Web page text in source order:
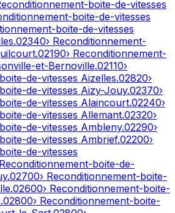
boite-de-vitesses
boite-de-vitesses
boite-de-vitesses
.02340› Reconditionnement-
.02190› Reconditionnement-
et-Bernoville.02110›
de-vitesses Aizelles.02820›
de-vitesses Aizy-Jouy.02370›
de-vitesses Alaincourt.02240›
de-vitesses Allemant.02320›
de-vitesses Ambleny.02290›
de-vitesses Ambrief.02200›
de-vitesses
boite-de-
.02700› Reconditionnement-boite-
.02600› Reconditionnement-boite-
.02800› Reconditionnement-boite-